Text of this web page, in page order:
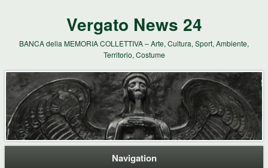
Vergato News 24
BANCA della MEMORIA COLLETTIVA – Arte, Cultura, Sport, Ambiente,
Territorio, Costume
Navigation